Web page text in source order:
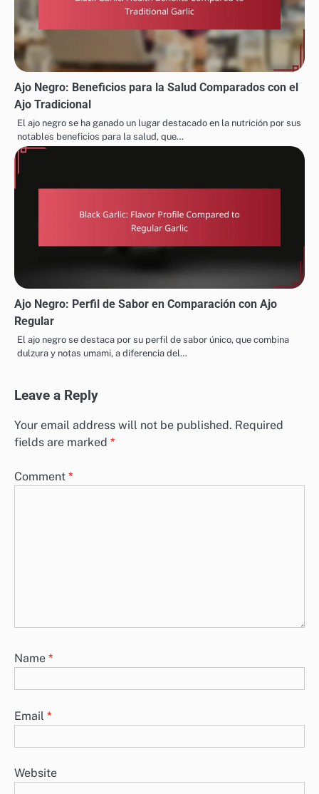
Ajo Negro: Beneficios para la Salud Comparados con el
Ajo Tradicional
El ajo negro se ha ganado un lugar destacado en la nutrición por sus
notables beneficios para la salud, que…
Ajo Negro: Perfil de Sabor en Comparación con Ajo
Regular
El ajo negro se destaca por su perfil de sabor único, que combina
dulzura y notas umami, a diferencia del…
Leave a Reply
Your email address will not be published. Required
fields are marked *
Comment *
Name *
Email *
Website